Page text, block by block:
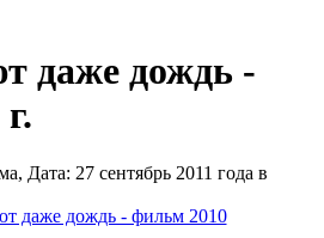
даже дождь -
Дата: 27 сентябрь 2011 года в